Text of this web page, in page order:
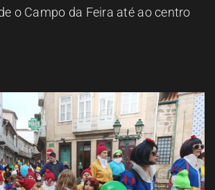
o Campo da Feira até ao centro